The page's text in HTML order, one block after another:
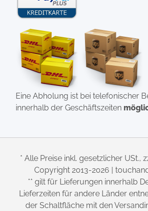
Eine Abholung ist bei telefonischer
innerhalb der Geschäftszeiten
* Alle Preise inkl. gesetzlicher USt.,
Copyright 2013-2026 |
** gilt für Lieferungen innerhalb
Lieferzeiten für andere Länder
der Schaltfläche mit den